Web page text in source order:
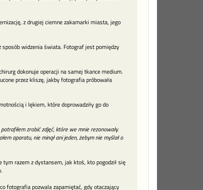
z drugiej ciemne zakamarki miasta, jego
widzenia świata. Fotograf jest pomiędzy
dokonuje operacji na samej tkance medium.
przez kliszę, jakby fotografia próbowała
i lękiem, które doprowadziły go do
zrobić zdjęć, które we mnie rezonowały.
aparatu, nie minął ani jeden, żebym nie myślał o
razem z dystansem, jak ktoś, kto pogodził się
fotografia pozwala zapamiętać, gdy otaczający